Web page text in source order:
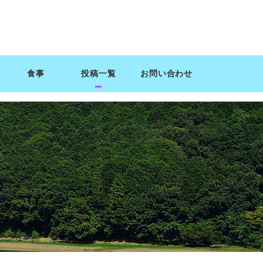
食事 投稿一覧 お問い合わせ